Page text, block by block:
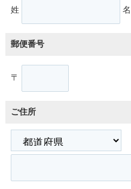
姓 名
郵便番号
〒
ご住所